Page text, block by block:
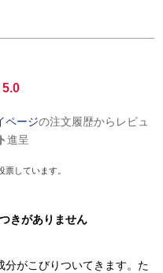
5.0
ページの注文履歴からレビュ
進呈
しています。
きがありません
分がこびりついてきます。た